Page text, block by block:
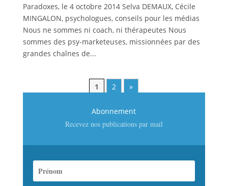
Paradoxes, le 4 octobre 2014 Selva DEMAUX, Cécile
MINGALON, psychologues, conseils pour les médias
Nous ne sommes ni coach, ni thérapeutes Nous
sommes des psy-marketeuses, missionnées par des
grandes chaînes de...
1 2 »
Abonnement
Recevez nos publications par mail